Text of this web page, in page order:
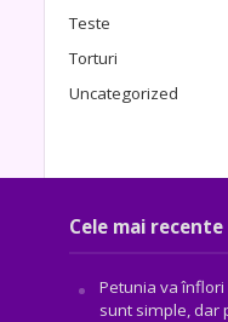
Teste
Torturi
Uncategorized
Cele mai recente
Petunia va înflori
sunt simple, dar